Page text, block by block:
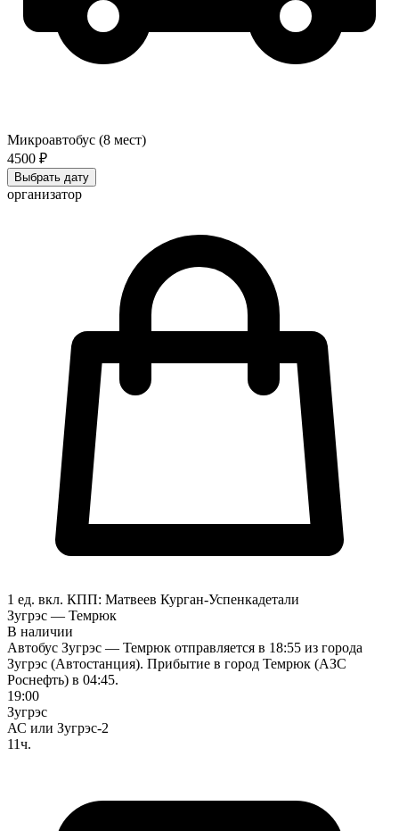
Микроавтобус (8 мест)
4500 ₽
Выбрать дату
организатор
1 ед. вкл. КПП: Матвеев Курган-Успенкадетали
Зугрэс — Темрюк
В наличии
Автобус Зугрэс — Темрюк отправляется в 18:55 из города
Зугрэс (Автостанция). Прибытие в город Темрюк (АЗС
Роснефть) в 04:45.
19:00
Зугрэс
АС или Зугрэс-2
11ч.